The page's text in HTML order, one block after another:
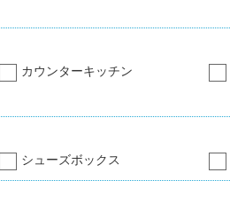
カウンターキッチン
シューズボックス